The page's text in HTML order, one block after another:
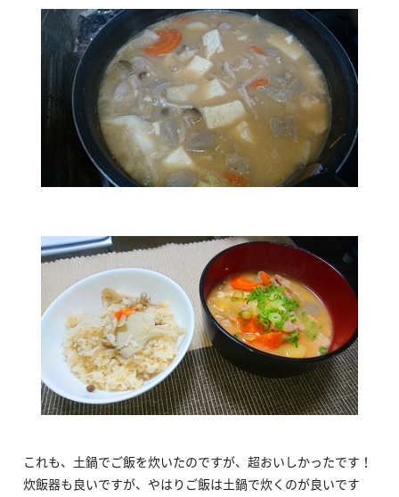
これも、土鍋でご飯を炊いたのですが、超おいしかったです！
炊飯器も良いですが、やはりご飯は土鍋で炊くのが良いです